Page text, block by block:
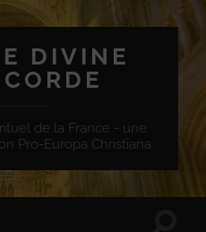
DIVINE
de la France - une
Pro-Europa Christiana